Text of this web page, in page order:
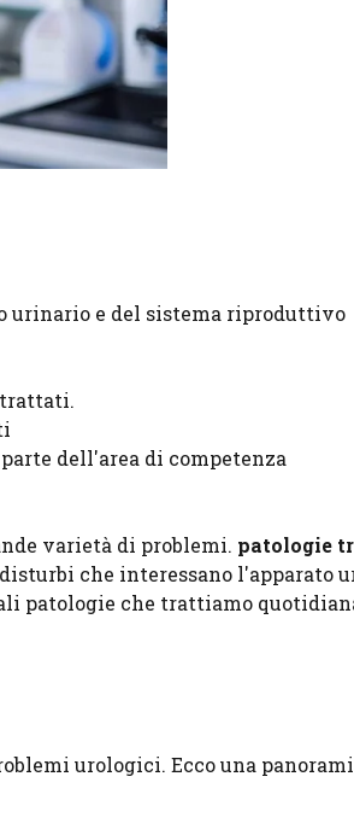
urinario e del sistema riproduttivo
trattati.
dell'area di competenza
varietà di problemi. patologie
che interessano l'apparato
patologie che trattiamo
urologici. Ecco una